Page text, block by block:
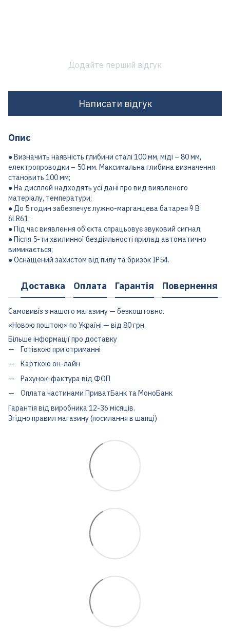
Додайте перший відгук
Написати відгук
Опис
● Визначить наявність глибини сталі 100 мм, міді – 80 мм,
електропроводки – 50 мм. Максимальна глибина визначення
становить 100 мм;
● На дисплей надходять усі дані про вид виявленого
матеріалу, температури;
● До 5 годин забезпечує лужно-марганцева батарея 9 B
6LR61;
● Під час виявлення об'єкта спрацьовує звуковий сигнал;
● Після 5-ти хвилинної бездіяльності прилад автоматично
вимикається;
● Оснащений захистом від пилу та бризок IP54.
Доставка Оплата Гарантія Повернення
Самовивіз з нашого магазину — безкоштовно.
«Новою поштою» по Україні — від 80 грн.
Більше інформації про доставку
Готівкою при отриманні
Карткою он-лайн
Рахунок-фактура від ФОП
Оплата частинами ПриватБанк та МоноБанк
Гарантія від виробника 12-36 місяців.
Згідно правил магазину (посилання в шапці)